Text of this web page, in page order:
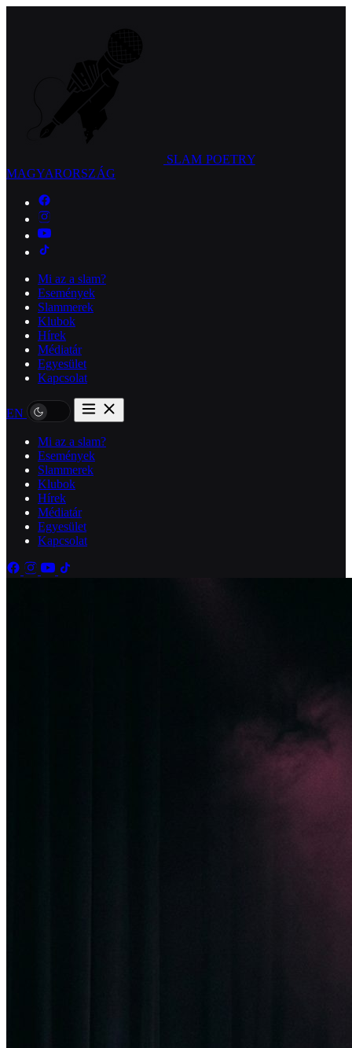
SLAM POETRY
MAGYARORSZÁG
Mi az a slam?
Események
Slammerek
Klubok
Hírek
Médiatár
Egyesület
Kapcsolat
EN
Mi az a slam?
Események
Slammerek
Klubok
Hírek
Médiatár
Egyesület
Kapcsolat